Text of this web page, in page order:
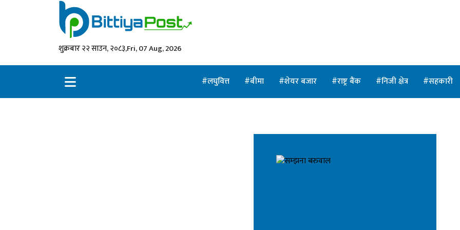
शुक्रबार २२ साउन, २०८३,Fri, 07 Aug, 2026
लघुवित्त बीमा शेयर बजार राष्ट्र बैंक निजी क्षेत्र सहकारी